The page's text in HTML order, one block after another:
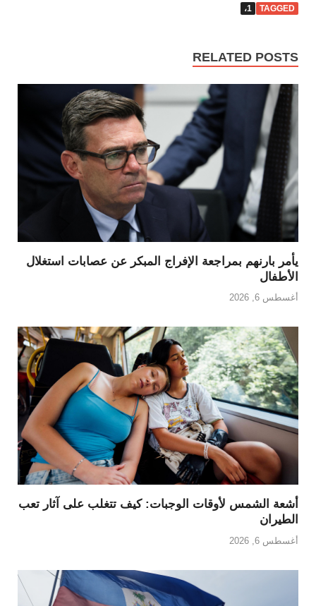
TAGGED 1،
RELATED POSTS
يأمر بارنهم بمراجعة الإفراج المبكر عن عصابات استغلال
الأطفال
أغسطس 6, 2026
أشعة الشمس لأوقات الوجبات: كيف تتغلب على آثار تعب
الطيران
أغسطس 6, 2026